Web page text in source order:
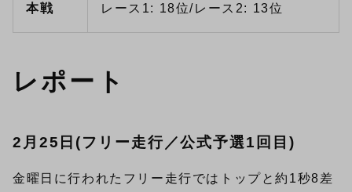
本戦 レース1: 18位/レース2: 13位
レポート
2月25日(フリー走行／公式予選1回目)
金曜日に行われたフリー走行ではトップと約1秒8差